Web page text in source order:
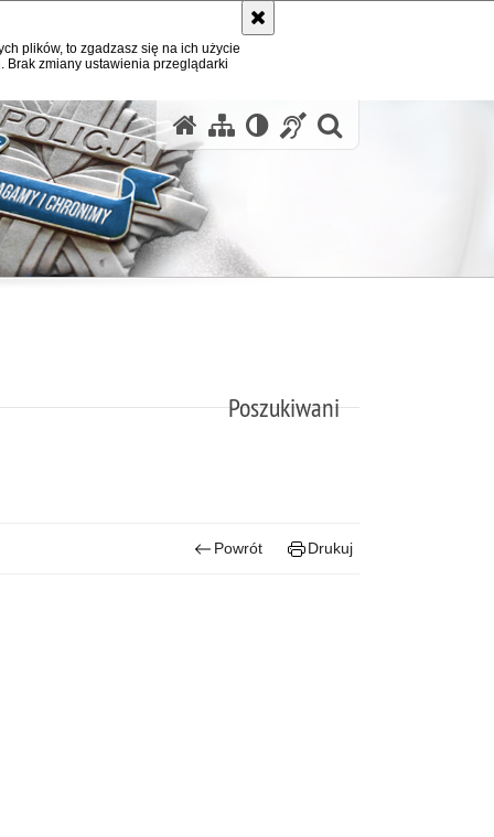
plików, to zgadzasz się na ich użycie
zmiany ustawienia przeglądarki
Poszukiwani
Powrót Drukuj